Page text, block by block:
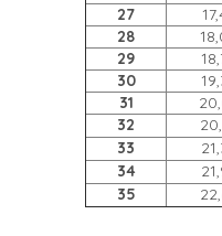
27
28
29
30
31
32
33
34
35